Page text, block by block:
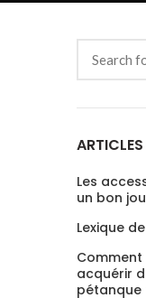
Les
un bon
Lexique
acquérir
pétanque